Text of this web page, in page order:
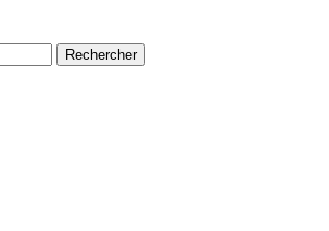
Rechercher